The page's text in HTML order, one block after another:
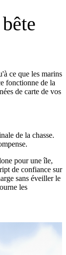
ce que les marins
fonctionne de la
de carte de vos
de la chasse.
pour une île,
de confiance sur
sans éveiller le
les